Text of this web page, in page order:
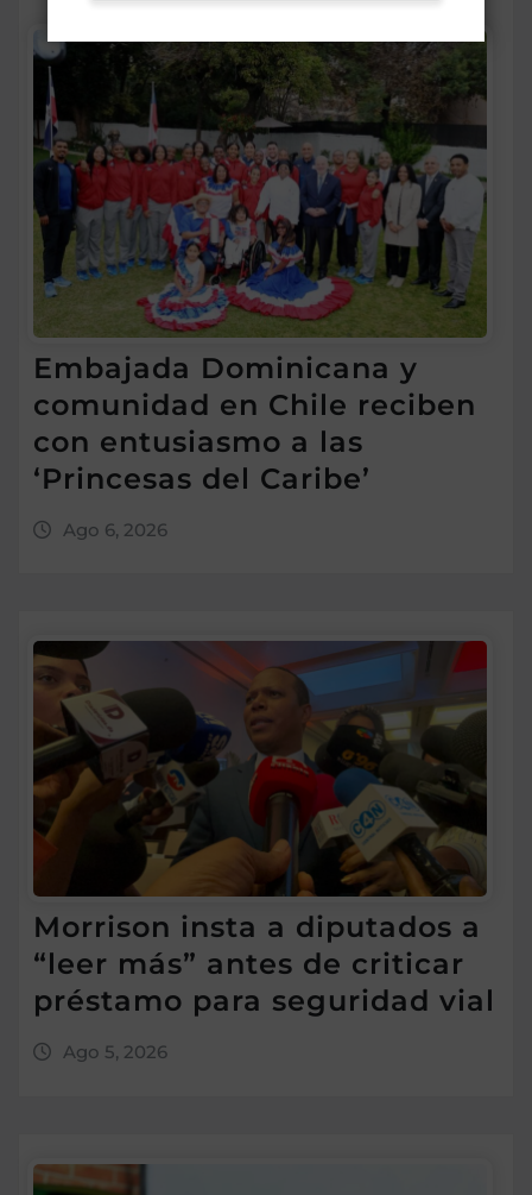
Embajada Dominicana y
comunidad en Chile reciben
con entusiasmo a las
‘Princesas del Caribe’
Ago 6, 2026
Morrison insta a diputados a
“leer más” antes de criticar
préstamo para seguridad vial
Ago 5, 2026